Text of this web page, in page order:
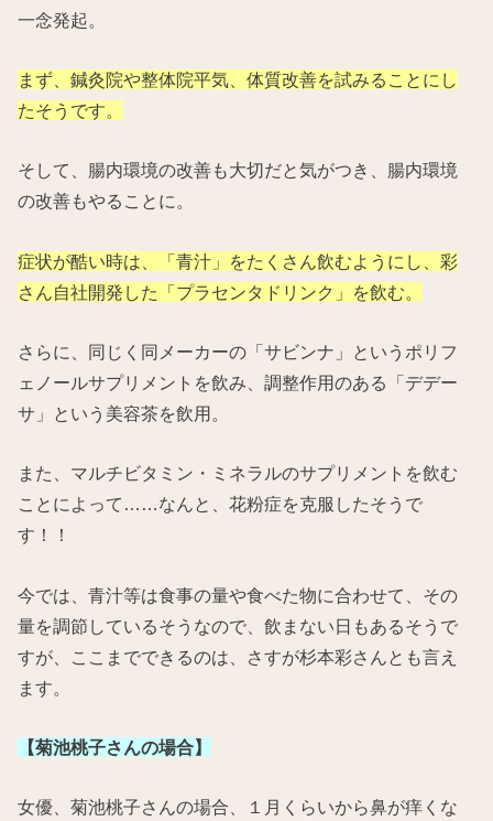
一念発起。
まず、鍼灸院や整体院平気、体質改善を試みることにし
たそうです。
そして、腸内環境の改善も大切だと気がつき、腸内環境
の改善もやることに。
症状が酷い時は、「青汁」をたくさん飲むようにし、彩
さん自社開発した「プラセンタドリンク」を飲む。
さらに、同じく同メーカーの「サビンナ」というポリフ
ェノールサプリメントを飲み、調整作用のある「デデー
サ」という美容茶を飲用。
また、マルチビタミン・ミネラルのサプリメントを飲む
ことによって……なんと、花粉症を克服したそうで
す！！
今では、青汁等は食事の量や食べた物に合わせて、その
量を調節しているそうなので、飲まない日もあるそうで
すが、ここまでできるのは、さすが杉本彩さんとも言え
ます。
【菊池桃子さんの場合】
女優、菊池桃子さんの場合、１月くらいから鼻が痒くな